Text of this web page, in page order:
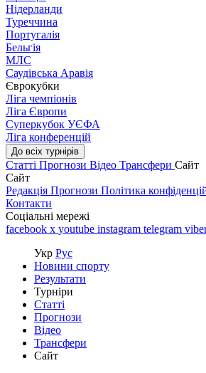
Нідерланди
Туреччина
Португалія
Бельгія
МЛС
Саудівська Аравія
Єврокубки
Ліга чемпіонів
Ліга Європи
Суперкубок УЄФА
Ліга конференцій
До всіх турнірів
Статті Прогнози Відео Трансфери Сайт
Сайт
Редакція Прогнози Політика
Контакти
Соціальні мережі
facebook x youtube instagram telegram
Укр Рус
Новини спорту
Результати
Турніри
Статті
Прогнози
Відео
Трансфери
Сайт